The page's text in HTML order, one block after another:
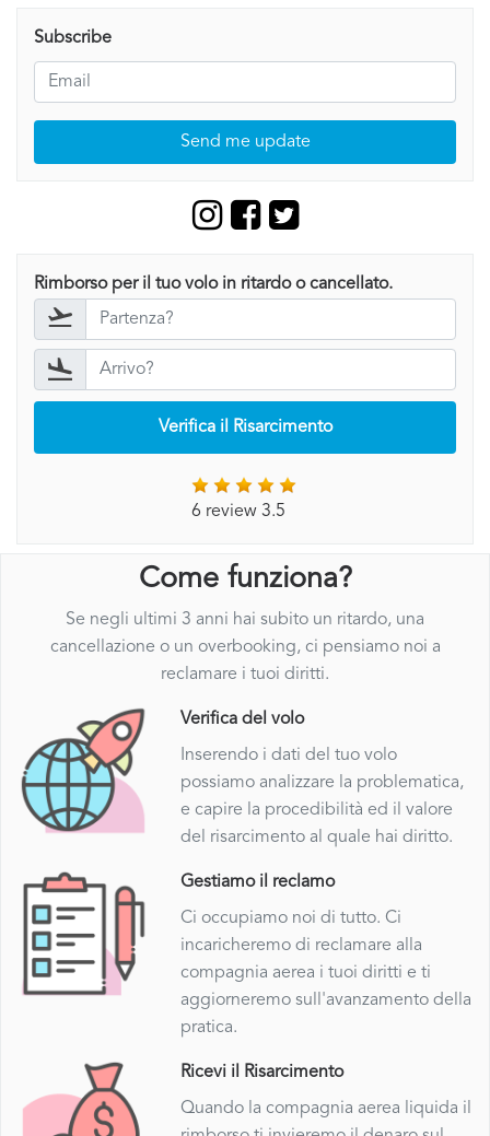
Subscribe
Send me update
Rimborso per il tuo volo in ritardo o cancellato.
Verifica il Risarcimento
6 review 3.5
Come funziona?
Se negli ultimi 3 anni hai subito un ritardo, una
cancellazione o un overbooking, ci pensiamo noi a
reclamare i tuoi diritti.
Verifica del volo
Inserendo i dati del tuo volo
possiamo analizzare la problematica,
e capire la procedibilità ed il valore
del risarcimento al quale hai diritto.
Gestiamo il reclamo
Ci occupiamo noi di tutto. Ci
incaricheremo di reclamare alla
compagnia aerea i tuoi diritti e ti
aggiorneremo sull'avanzamento della
pratica.
Ricevi il Risarcimento
Quando la compagnia aerea liquida il